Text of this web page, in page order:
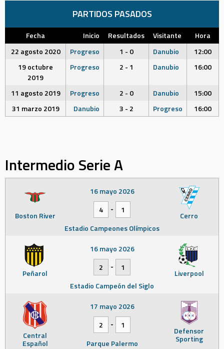
PARTIDOS PASADOS
Fecha Inicio Resultados Visitante
Hora
22 agosto 2020
Progreso 1 - 0 Danubio
12:00
19 octubre
2019
Progreso 2 - 1 Danubio 16:00
11 agosto 2019 Progreso 2 - 0 Danubio
15:00
31 marzo 2019
Danubio 3 - 2 Progreso 16:00
Intermedio Serie A
Boston River Cerro
16 mayo 2026
4
-
1
Estadio Campeones Olímpicos
Peñarol Liverpool
16 mayo 2026
2
-
1
Estadio Campeón del Siglo
Central
Español
Defensor
Sporting
17 mayo 2026
2
-
1
Parque Palermo